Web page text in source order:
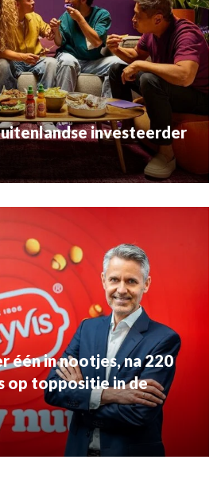
investeerder
één in nootjes, na 220
op toppositie in de